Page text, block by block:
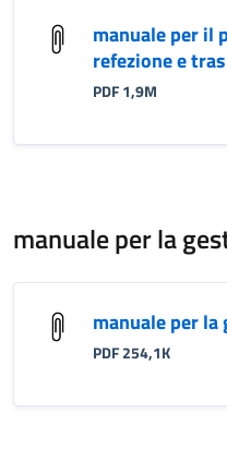
manuale per il
refezione e
PDF 1,9M
manuale per la
manuale per
PDF 254,1K